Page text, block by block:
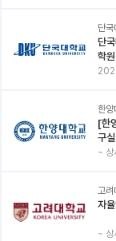
단
단
학
[한
구
~ 상
고려
자
~ 상